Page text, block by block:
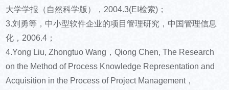
大学学报（自然科学版），2004.3(EI检索)；
3.刘勇等，中小型软件企业的项目管理研究，中国管理信息
化，2006.4；
4.Yong Liu, Zhongtuo Wang，Qiong Chen, The Research
on the Method of Process Knowledge Representation and
Acquisition in the Process of Project Management，